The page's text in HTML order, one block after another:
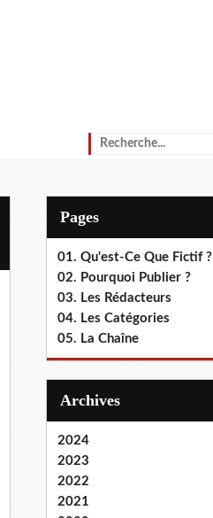
Pages
01. Qu'est-Ce Que Fictif ?
02. Pourquoi Publier ?
03. Les Rédacteurs
04. Les Catégories
05. La Chaîne
Archives
2024
2023
2022
2021